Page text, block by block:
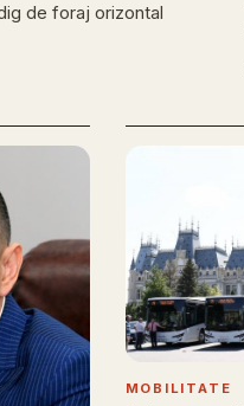
de foraj orizontal
MOBILITATE